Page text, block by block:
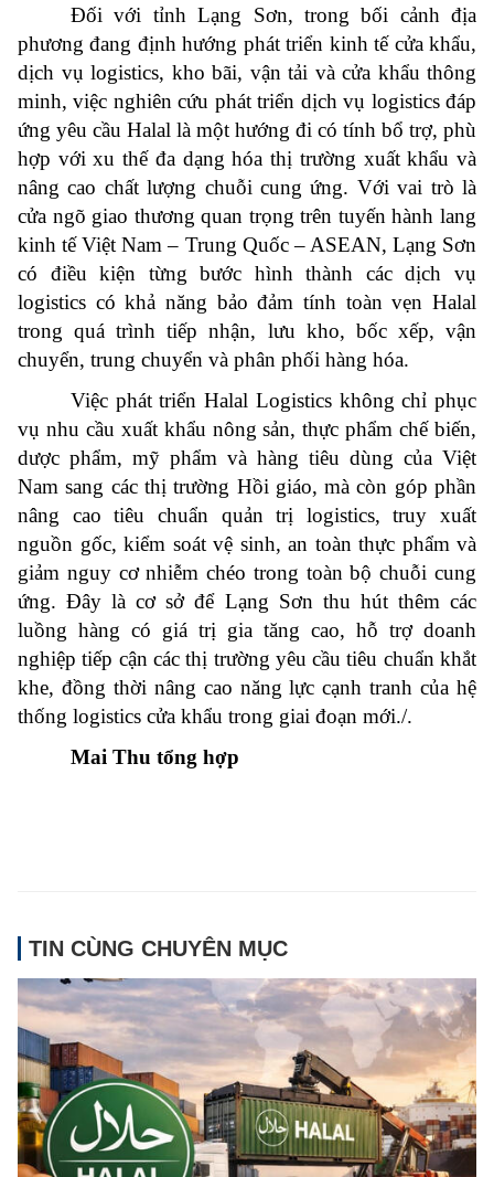
Đối với tỉnh Lạng Sơn, trong bối cảnh địa
phương đang định hướng phát triển kinh tế cửa khẩu,
dịch vụ logistics, kho bãi, vận tải và cửa khẩu thông
minh, việc nghiên cứu phát triển dịch vụ logistics đáp
ứng yêu cầu Halal là một hướng đi có tính bổ trợ, phù
hợp với xu thế đa dạng hóa thị trường xuất khẩu và
nâng cao chất lượng chuỗi cung ứng. Với vai trò là
cửa ngõ giao thương quan trọng trên tuyến hành lang
kinh tế Việt Nam – Trung Quốc – ASEAN, Lạng Sơn
có điều kiện từng bước hình thành các dịch vụ
logistics có khả năng bảo đảm tính toàn vẹn Halal
trong quá trình tiếp nhận, lưu kho, bốc xếp, vận
chuyển, trung chuyển và phân phối hàng hóa.
Việc phát triển Halal Logistics không chỉ phục
vụ nhu cầu xuất khẩu nông sản, thực phẩm chế biến,
dược phẩm, mỹ phẩm và hàng tiêu dùng của Việt
Nam sang các thị trường Hồi giáo, mà còn góp phần
nâng cao tiêu chuẩn quản trị logistics, truy xuất
nguồn gốc, kiểm soát vệ sinh, an toàn thực phẩm và
giảm nguy cơ nhiễm chéo trong toàn bộ chuỗi cung
ứng. Đây là cơ sở để Lạng Sơn thu hút thêm các
luồng hàng có giá trị gia tăng cao, hỗ trợ doanh
nghiệp tiếp cận các thị trường yêu cầu tiêu chuẩn khắt
khe, đồng thời nâng cao năng lực cạnh tranh của hệ
thống logistics cửa khẩu trong giai đoạn mới./.
Mai Thu tổng hợp
TIN CÙNG CHUYÊN MỤC